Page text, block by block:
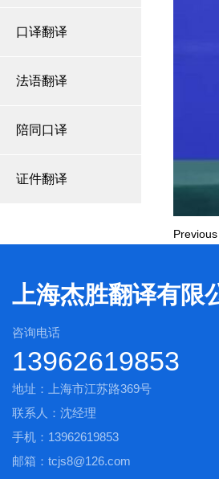
口译翻译
法语翻译
陪同口译
证件翻译
上海杰胜翻译有限
咨询电话
13962619853
地址：上海市江苏路369号
联系人：沈经理
手机：13962619853
邮箱：tcjs8@126.com